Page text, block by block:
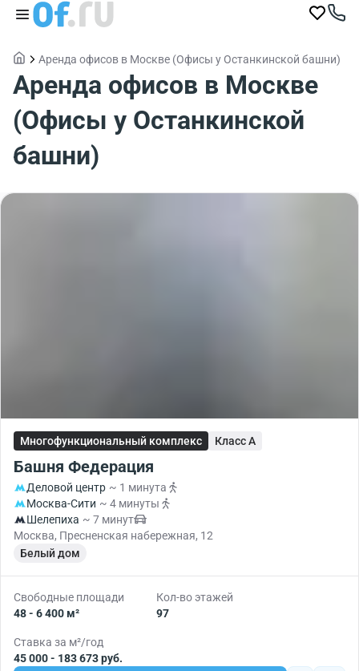
Аренда офисов в Москве (Офисы у Останкинской башни)
Аренда офисов в Москве
(Офисы у Останкинской
башни)
Многофункциональный комплекс Класс A
Башня Федерация
Деловой центр ~ 1 минута
Москва-Сити ~ 4 минуты
Шелепиха ~ 7 минут
Москва, Пресненская набережная, 12
Белый дом
Свободные площади
48 - 6 400 м²
Кол-во этажей
97
Ставка за м²/год
45 000 - 183 673 руб.